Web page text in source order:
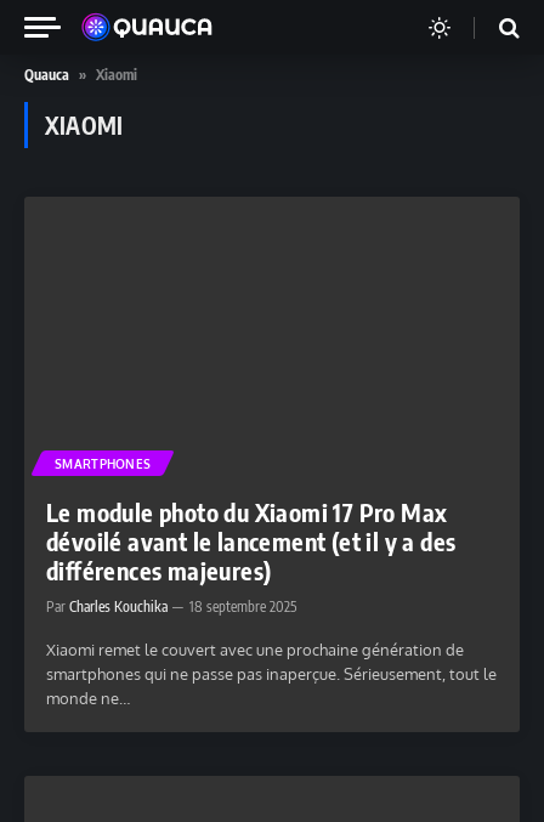
Quauca » Xiaomi
XIAOMI
SMARTPHONES
Le module photo du Xiaomi 17 Pro Max
dévoilé avant le lancement (et il y a des
différences majeures)
Par Charles Kouchika 18 septembre 2025
Xiaomi remet le couvert avec une prochaine génération de
smartphones qui ne passe pas inaperçue. Sérieusement, tout le
monde ne…